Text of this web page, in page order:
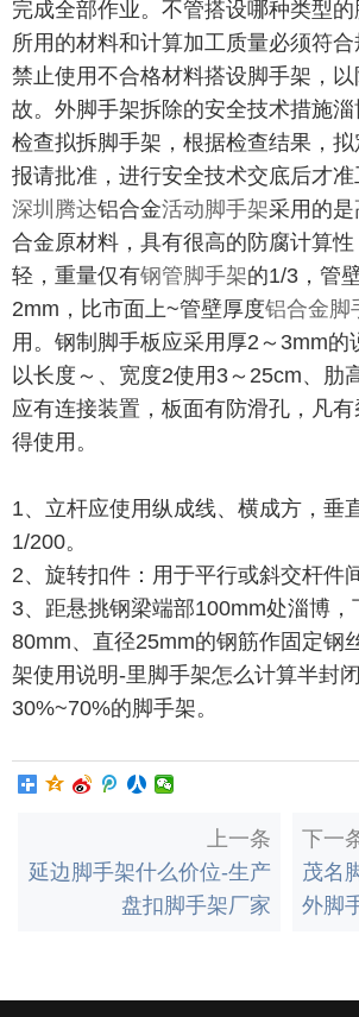
完成全部作业。不管搭设哪种类型
所用的材料和计算加工质量必须符
禁止使用不合格材料搭设脚手架，
故。外脚手架拆除的安全技术措施
检查拟拆脚手架，根据检查结果，拟
报请批准，进行安全技术交底后才准
深圳腾达铝合金活动脚手架采用的
合金原材料，具有很高的防腐计算
轻，重量仅有钢管脚手架的1/3，管
2mm，比市面上~管壁厚度铝合金脚
用。钢制脚手板应采用厚2～3mm的
以长度～、宽度2使用3～25cm、肋
应有连接装置，板面有防滑孔，凡
得使用。
1、立杆应使用纵成线、横成方，垂
1/200。
2、旋转扣件：用于平行或斜交杆件
3、距悬挑钢梁端部100mm处淄博，
80mm、直径25mm的钢筋作固定钢
架使用说明-里脚手架怎么计算半封
30%~70%的脚手架。
上一条
延边脚手架什么价位-生产
盘扣脚手架厂家
下一
茂名
外脚